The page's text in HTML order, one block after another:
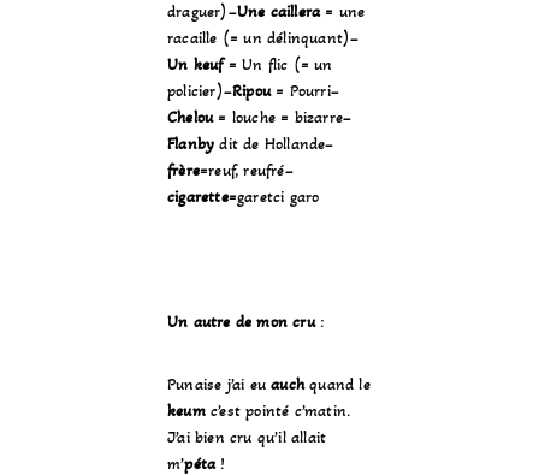
draguer)–Une caillera= une
racaille (= un délinquant)–
Un keuf= Un flic (= un
policier)–Ripou= Pourri–
Chelou= louche = bizarre–
Flanby dit de Hollande–
frère=reuf, reufré–
cigarette=garetci garo
Un autre de mon cru:
Punaise j’ai euauchquand le
keumc’est pointé c’matin.
J’ai bien cru qu’il allait
m’péta!